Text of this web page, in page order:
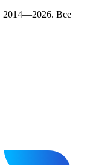
2014—2026. Все